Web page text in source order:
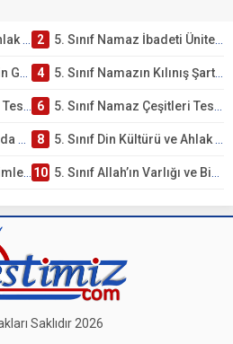
2 5. Sınıf Namaz İbadeti Ünite Testi – Online Çöz
Testi 4 5. Sınıf Namazın Kılınış Şartları Testi
Çöz 6 5. Sınıf Namaz Çeşitleri Testi – Online Çöz
Testi 8 5. Sınıf Din Kültürü ve Ahlak Bilgisi 1. Ünite: Allah İnancı Çalışmaları
Çöz 10 5. Sınıf Allah’ın Varlığı ve Birliği Testi – Online Çöz
Saklıdır 2026